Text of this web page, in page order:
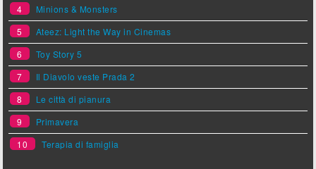
4
Minions & Monsters
5
Ateez: Light the Way in Cinemas
6
Toy Story 5
7
Il Diavolo veste Prada 2
8
Le città di pianura
9
Primavera
10
Terapia di famiglia